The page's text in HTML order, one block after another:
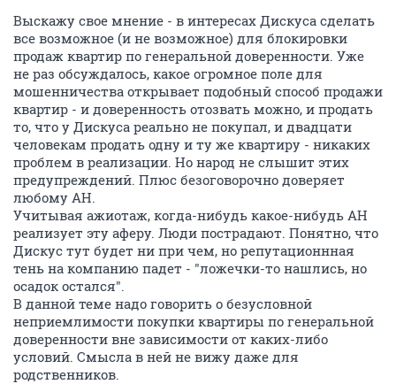
Выскажу свое мнение - в интересах Дискуса сделать
все возможное (и не возможное) для блокировки
продаж квартир по генеральной доверенности. Уже
не раз обсуждалось, какое огромное поле для
мошенничества открывает подобный способ продажи
квартир - и доверенность отозвать можно, и продать
то, что у Дискуса реально не покупал, и двадцати
человекам продать одну и ту же квартиру - никаких
проблем в реализации. Но народ не слышит этих
предупреждений. Плюс безоговорочно доверяет
любому АН.
Учитывая ажиотаж, когда-нибудь какое-нибудь АН
реализует эту аферу. Люди пострадают. Понятно, что
Дискус тут будет ни при чем, но репутационнная
тень на компанию падет - "ложечки-то нашлись, но
осадок остался".
В данной теме надо говорить о безусловной
неприемлимости покупки квартиры по генеральной
доверенности вне зависимости от каких-либо
условий. Смысла в ней не вижу даже для
родственников.